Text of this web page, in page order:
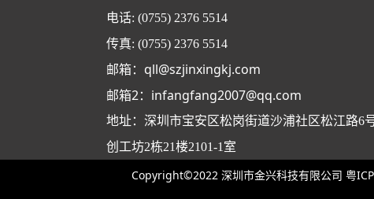
电话: (0755) 2376 5514
传真: (0755) 2376 5514
邮箱： qll@szjinxingkj.com
邮箱2：infangfang2007@qq.com
地址：深圳市宝安区松岗街道沙浦社区松江路6
创工坊2栋21楼2101-1室
Copyright©2022 深圳市金兴科技有限公司 粤